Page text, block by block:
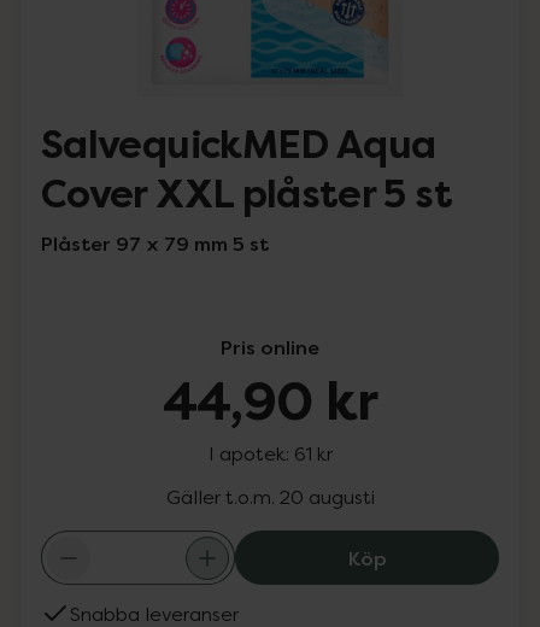
SalvequickMED Aqua
Cover XXL plåster 5 st
Plåster 97 x 79 mm 5 st
Pris online
44,90 kr
I apotek: 61 kr
Gäller t.o.m. 20 augusti
Köp
Snabba leveranser